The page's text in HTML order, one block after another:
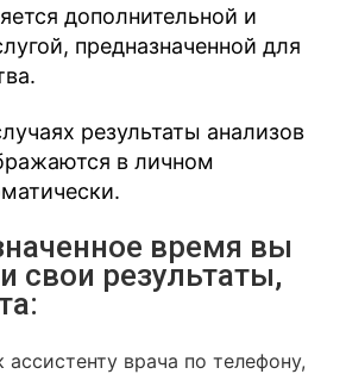
дополнительной и
предназначенной для
результаты анализов
в личном
время вы
свои результаты,
ассистенту врача по телефону,